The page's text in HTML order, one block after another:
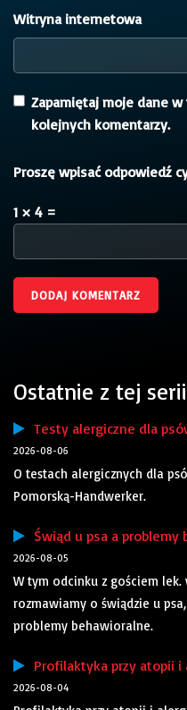
Witryna internetowa
Zapamiętaj moje dane
kolejnych komentarzy.
Proszę wpisać odpowiedź
1 × 4 =
Ostatnie z tej
Testy alergiczne dla
2026-08-06
O testach alergicznych dla
Pomorską-Handwerker.
Świąd u psa a problemy
2026-08-05
W tym odcinku z gościem
rozmawiamy o świądzie u
problemy behawioralne.
Profilaktyka przy atopii i
2026-08-04